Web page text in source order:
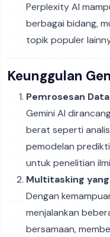
Perplexity AI
berbagai bidang,
topik populer
Keunggulan
Pemrosesan
Gemini AI
berat seperti
pemodelan
untuk penelitian
Multitasking
Dengan
menjalankan
bersamaan,